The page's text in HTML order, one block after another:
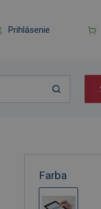
Prihlásenie
Farba